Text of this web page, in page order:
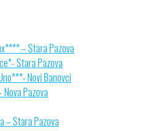
– Stara Pazova
Stara Pazova
Novi Banovci
Pazova
– Stara Pazova